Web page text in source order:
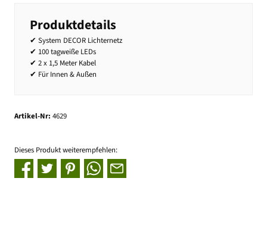
Produktdetails
✔ System DECOR Lichternetz
✔ 100 tagweiße LEDs
✔ 2 x 1,5 Meter Kabel
✔ Für Innen & Außen
Artikel-Nr: 4629
Dieses Produkt weiterempfehlen: